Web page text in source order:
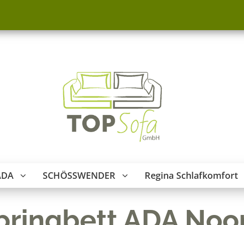
SCHÖSSWENDER Regina Schlafkomfort